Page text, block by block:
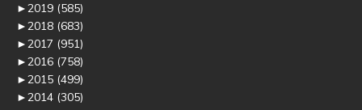
►2019 (585)
►2018 (683)
►2017 (951)
►2016 (758)
►2015 (499)
►2014 (305)